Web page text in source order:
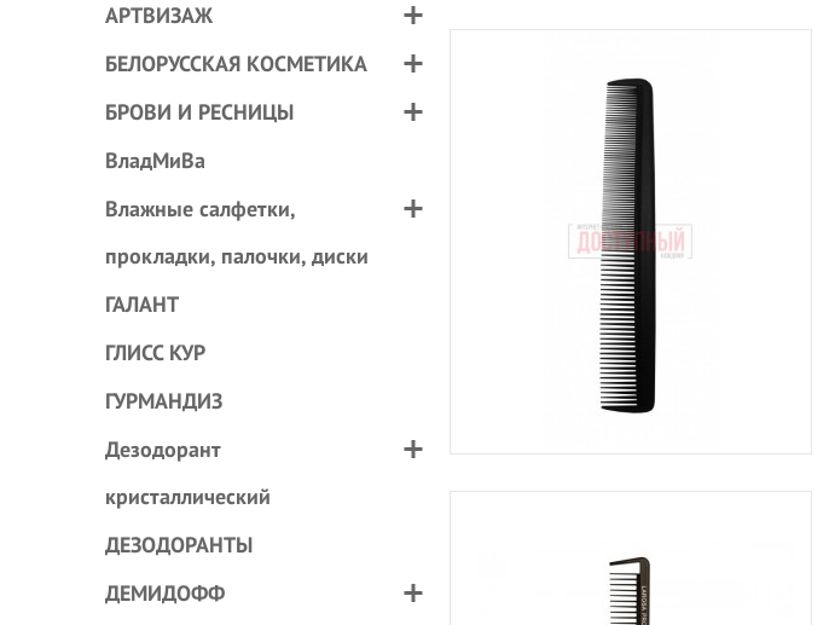
АРТВИЗАЖ
БЕЛОРУССКАЯ КОСМЕТИКА
БРОВИ И РЕСНИЦЫ
ВладМиВа
Влажные салфетки,
прокладки, палочки, диски
ГАЛАНТ
ГЛИСС КУР
ГУРМАНДИЗ
Дезодорант
кристаллический
ДЕЗОДОРАНТЫ
ДЕМИДОФФ